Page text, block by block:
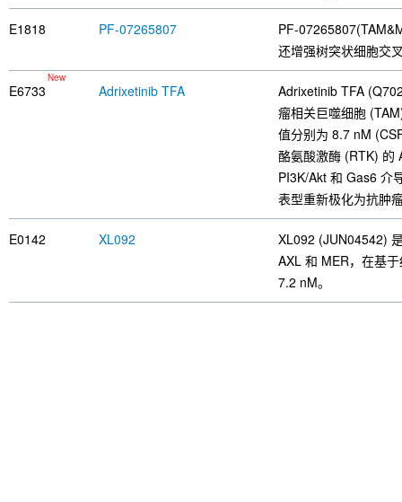
E1818 PF-07265807
PF-
还增强树突状细胞交
E6733
New
Adrixetinib TFA
Adrixetinib TFA
瘤相关巨噬细胞
值分别为 8.7 nM
酪氨酸激酶 (RTK) 的
PI3K/Akt 和 Gas6 介
表型重新极化为抗肿
E0142 XL092
XL092 (JUN04542)
AXL 和 MER，在基
7.2 nM。